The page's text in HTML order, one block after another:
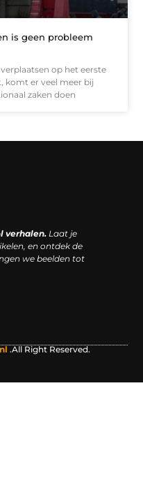
is geen probleem
op het eerste
komt er veel meer bij
zaken doen
verhalen.Laat je
en ontdek de
we beelden tot
.All Right Reserved.